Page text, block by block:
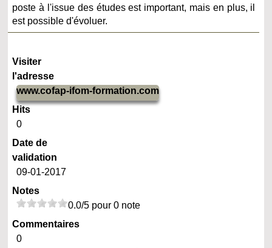
poste à l'issue des études est important, mais en plus, il
est possible d'évoluer.
Visiter
l'adresse
www.cofap-ifom-formation.com
Hits
0
Date de
validation
09-01-2017
Notes
0.0/5 pour 0 note
Commentaires
0